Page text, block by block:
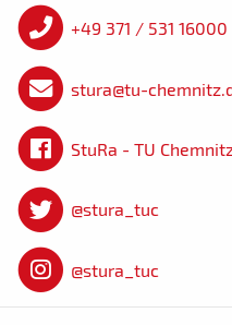
+49 371 / 531 16000
stura@tu-
StuRa - TU
@stura_tuc
@stura_tuc